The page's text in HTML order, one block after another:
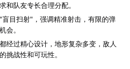
和队友专长合理分配。
盲目扫射"，强调精准射击，有限的弹
会。
经过精心设计，地形复杂多变，敌人
挑战性和可玩性。